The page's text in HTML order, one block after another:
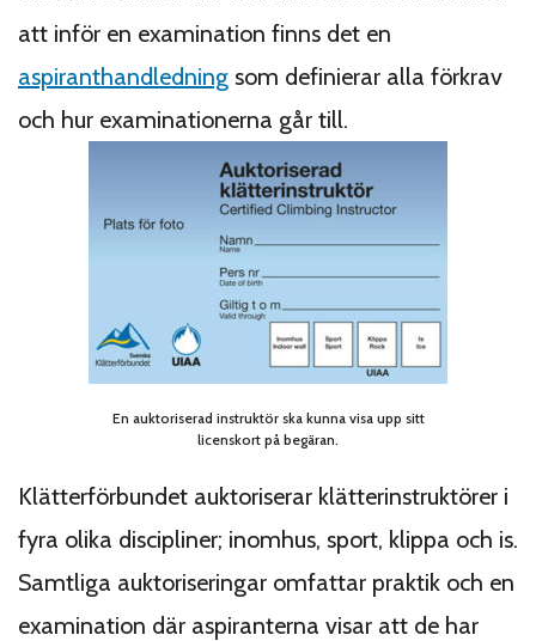
att inför en examination finns det en
aspiranthandledning som definierar alla förkrav
och hur examinationerna går till.
En auktoriserad instruktör ska kunna visa upp sitt
licenskort på begäran.
Klätterförbundet auktoriserar klätterinstruktörer i
fyra olika discipliner; inomhus, sport, klippa och is.
Samtliga auktoriseringar omfattar praktik och en
examination där aspiranterna visar att de har